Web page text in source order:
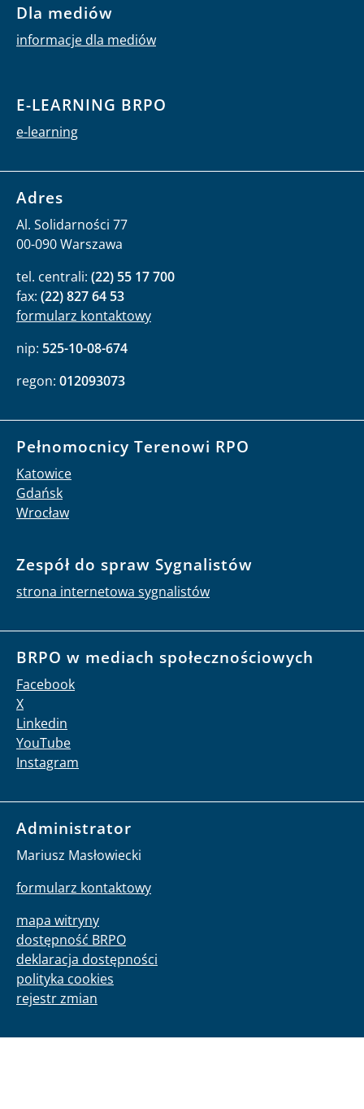
Dla mediów
informacje dla mediów
E-LEARNING BRPO
e-learning
Adres
Al. Solidarności 77
00-090 Warszawa
tel. centrali: (22) 55 17 700
fax: (22) 827 64 53
formularz kontaktowy
nip: 525-10-08-674
regon: 012093073
Pełnomocnicy Terenowi RPO
Katowice
Gdańsk
Wrocław
Zespół do spraw Sygnalistów
strona internetowa sygnalistów
BRPO w mediach społecznościowych
Facebook
X
Linkedin
YouTube
Instagram
Administrator
Mariusz Masłowiecki
formularz kontaktowy
mapa witryny
dostępność BRPO
deklaracja dostępności
polityka cookies
rejestr zmian